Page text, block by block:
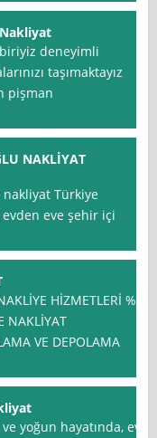
deneyimli
taşımaktayız
pişman
NAKLİYAT
nakliyat Türkiye
eve şehir içi
HİZMETLERİ %
NAKLİYAT
VE DEPOLAMA
yoğun hayatında, ev